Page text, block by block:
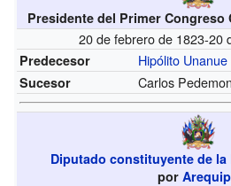
Presidente del Primer Congreso
20 de febrero de 1823-20
Predecesor Hipólito Unanue
Sucesor Carlos
Diputado constituyente de la
por